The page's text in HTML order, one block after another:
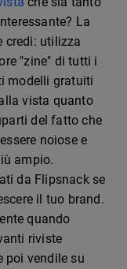
La
credi: utilizza
"zine" di tutti i
modelli gratuiti
vista quanto
del fatto che
noiose e
ampio.
da Flipsnack se
il tuo brand.
quando
riviste
poi vendile su